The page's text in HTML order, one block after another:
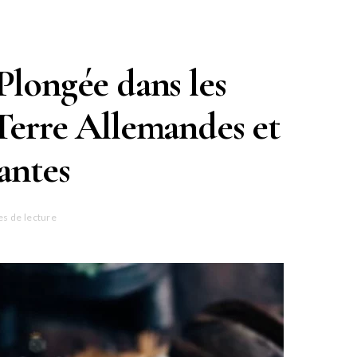
dans les
Allemandes et
de lecture